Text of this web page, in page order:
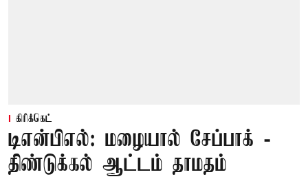
கிரிக்கெட்
டிஎன்பிஎல்: மழையால் சேப்பாக் -
திண்டுக்கல் ஆட்டம் தாமதம்